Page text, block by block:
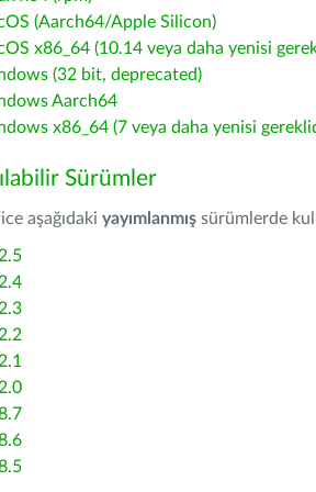
(Aarch64/Apple Silicon)
x86_64 (10.14 veya daha yenisi
(32 bit, deprecated)
Aarch64
x86_64 (7 veya daha yenisi
Sürümler
aşağıdaki yayımlanmış sürümlerde